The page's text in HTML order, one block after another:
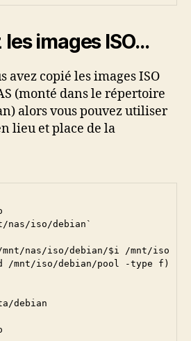
les images ISO…
avez copié les images ISO
(monté dans le répertoire
alors vous pouvez utiliser
lieu et place de la
iso/debian`
nas/iso/debian/$i /mnt/iso
/mnt/iso/debian/pool -type f)
debian